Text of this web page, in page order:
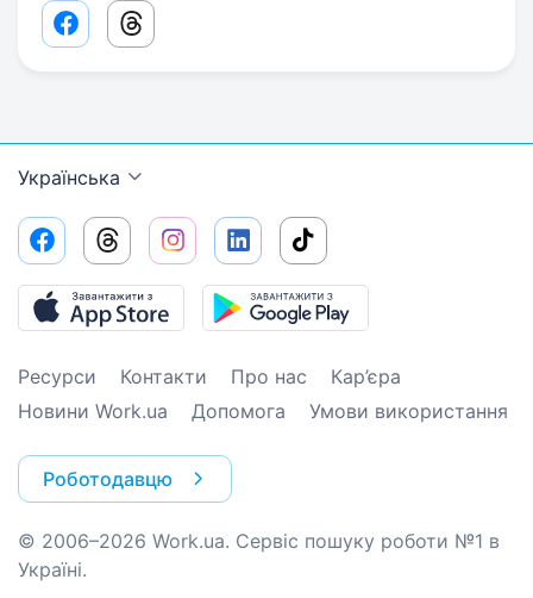
Facebook share link
Threads share link
Українська
Ресурси Контакти Про нас
Кар’єра
Новини Work.ua
Допомога Умови використання
Роботодавцю
© 2006–2026 Work.ua. Сервіс пошуку роботи №1 в
Україні.